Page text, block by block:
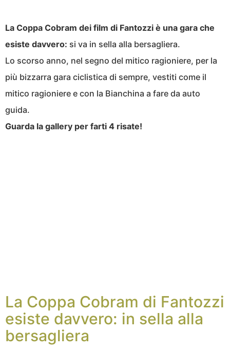
La Coppa Cobram dei film di Fantozzi è una gara che
esiste davvero: si va in sella alla bersagliera.
Lo scorso anno, nel segno del mitico ragioniere, per la
più bizzarra gara ciclistica di sempre, vestiti come il
mitico ragioniere e con la Bianchina a fare da auto
guida.
Guarda la gallery per farti 4 risate!
La Coppa Cobram di Fantozzi
esiste davvero: in sella alla
bersagliera